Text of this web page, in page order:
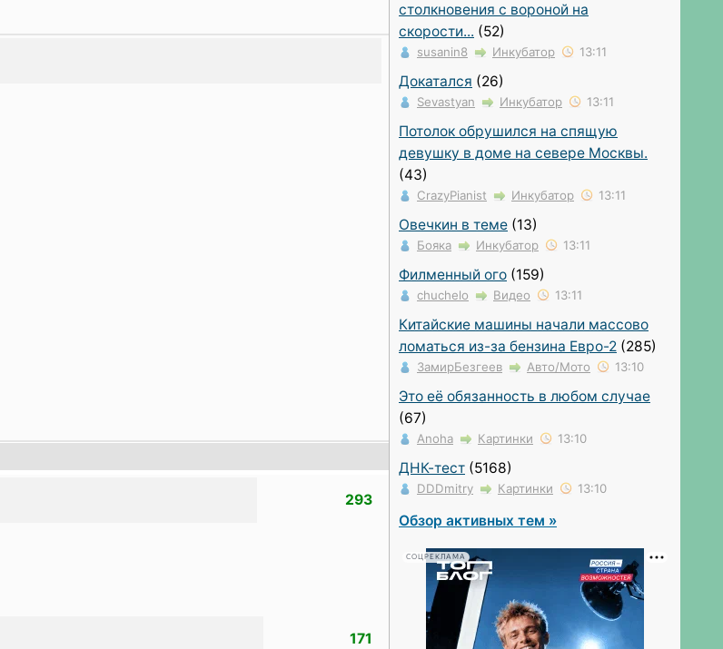
293
171
столкновения с вороной на
скорости... (52)
susanin8 Инкубатор 13:11
Докатался (26)
Sevastyan Инкубатор 13:11
Потолок обрушился на спящую
девушку в доме на севере Москвы.
(43)
CrazyPianist Инкубатор 13:11
Овечкин в теме (13)
Бояка Инкубатор 13:11
Филменный ого (159)
chuchelo Видео 13:11
Китайские машины начали массово
ломаться из-за бензина Евро-2 (285)
ЗамирБезгеев Авто/Мото 13:10
Это её обязанность в любом случае
(67)
Anoha Картинки 13:10
ДНК-тест (5168)
DDDmitry Картинки 13:10
Обзор активных тем »
СОЦРЕКЛАМА